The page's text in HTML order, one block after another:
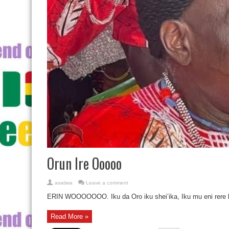
Orun Ire Ooooo
asatiwa Leave a comment
ERIN WOOOOOOO. Iku da Oro iku shei’ika, Iku mu eni rere
Read More »